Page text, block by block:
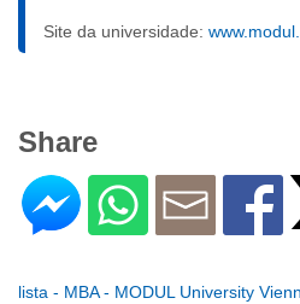
Site da universidade:
Share
lista - MBA - MODUL University